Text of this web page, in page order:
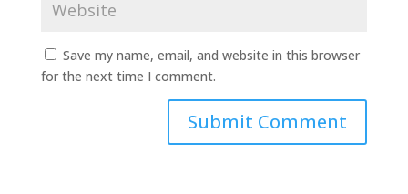
Save my name, email, and website in this browser
for the next time I comment.
Submit Comment